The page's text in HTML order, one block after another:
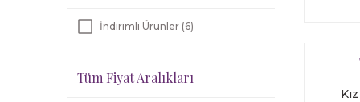
İndirimli Ürünler (6)
Tüm Fiyat Aralıkları